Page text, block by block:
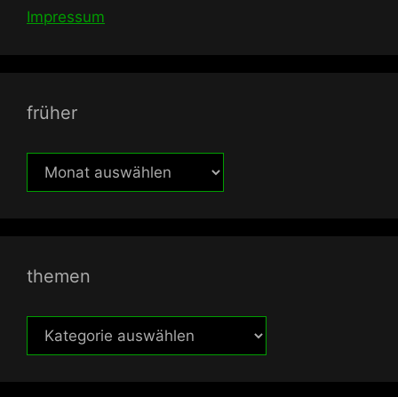
Impressum
früher
früher
themen
themen